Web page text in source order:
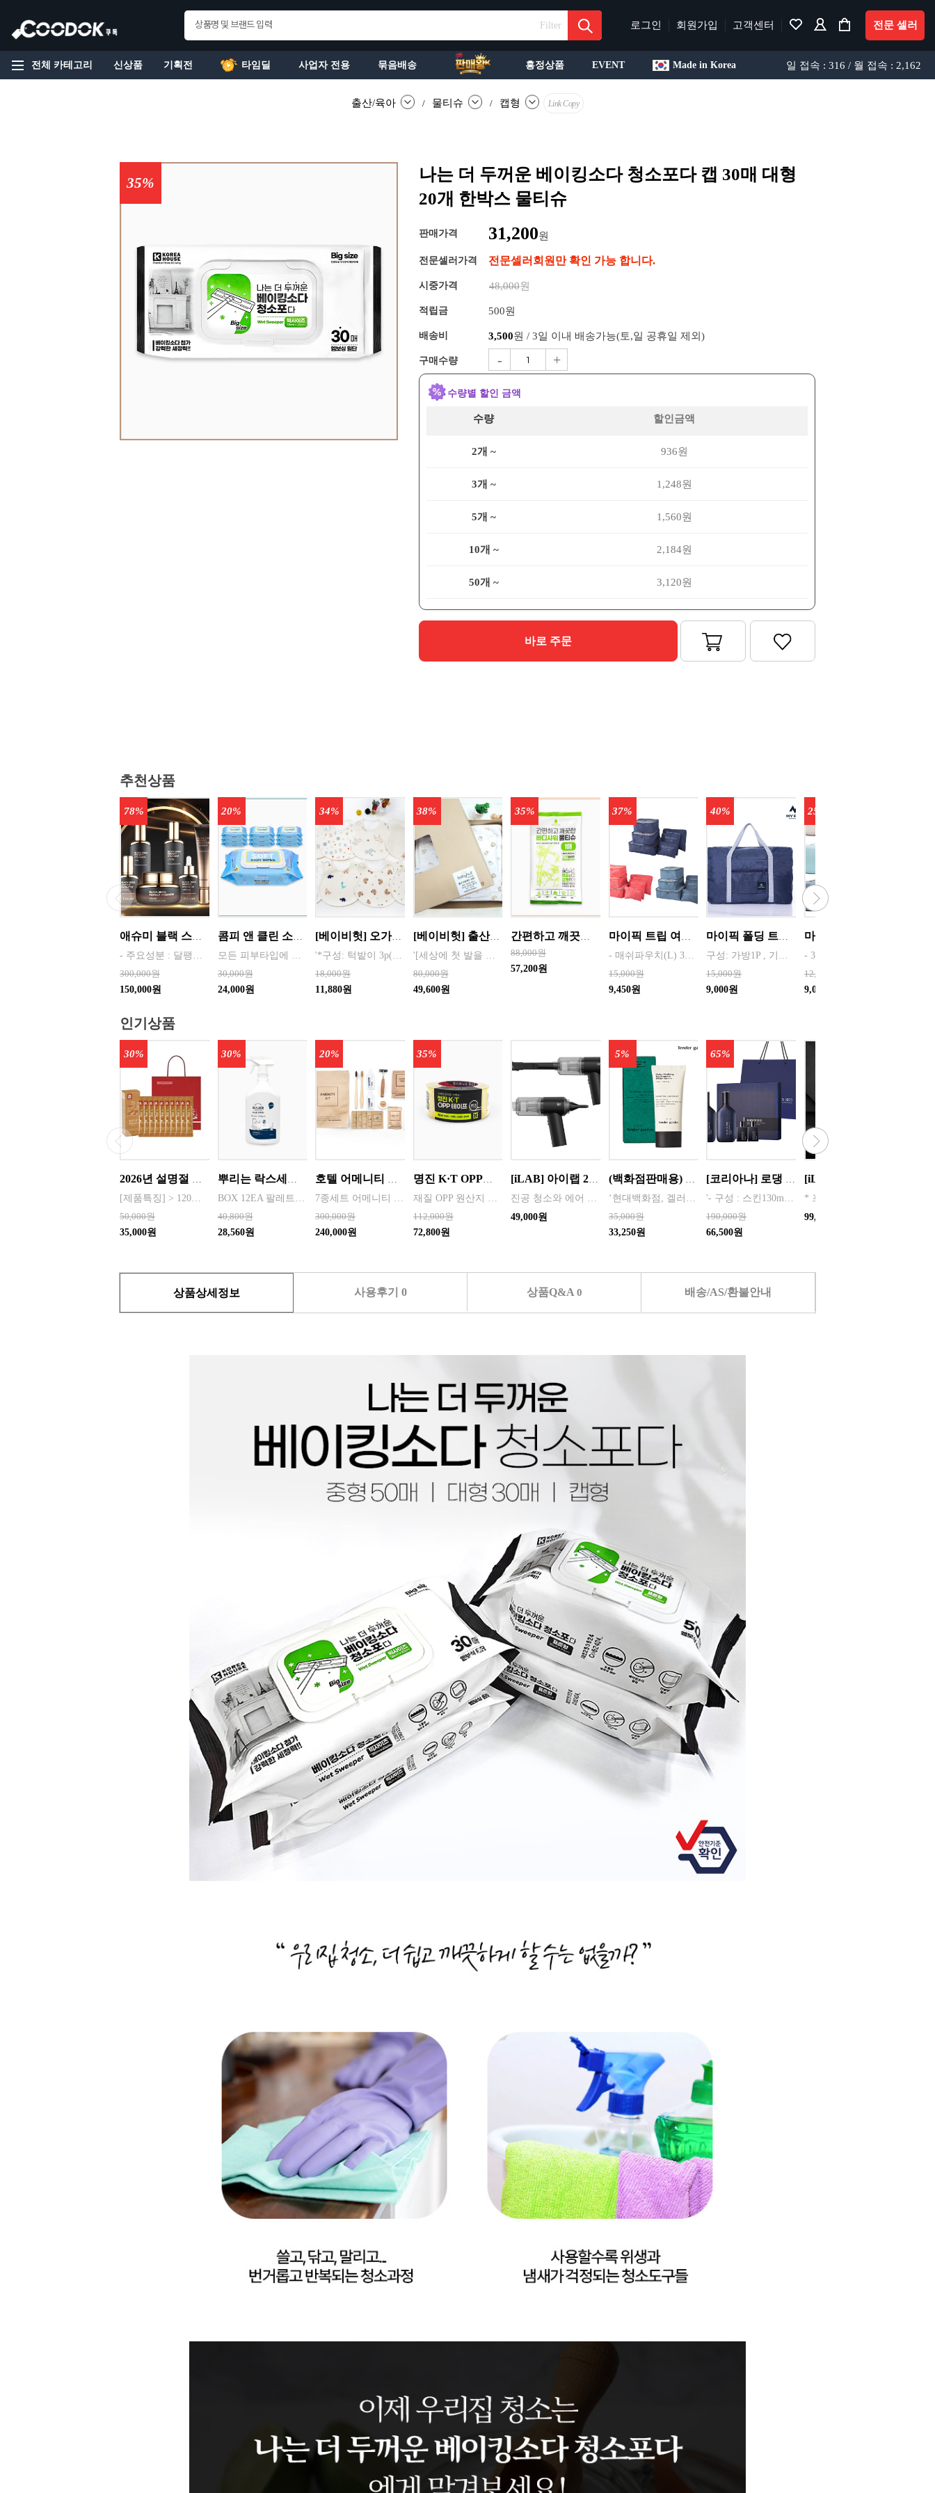
Filter 로그인 회원가입 고객센터 전문 셀러
전체 카테고리 신상품 기획전 타임딜 사업자 전용 묶음배송 흥정상품 EVENT Made in Korea 일 접속 : 316 / 월 접속 : 2,162
출산/육아 / 물티슈 / 캡형 Link Copy
35%
나는 더 두꺼운 베이킹소다 청소포다 캡 30매 대형
20개 한박스 물티슈
판매가격 31,200원
전문셀러가격 전문셀러회원만 확인 가능 합니다.
시중가격 48,000원
적립금 500원
배송비 3,500원 / 3일 이내 배송가능(토,일 공휴일 제외)
구매수량 - +
수량별 할인 금액
수량 할인금액
2개 ~ 936원
3개 ~ 1,248원
5개 ~ 1,560원
10개 ~ 2,184원
50개 ~ 3,120원
바로 주문
추천상품
300,000원
78%
150,000원
콤피 앤 클린 소프트 물티슈 캡형 100매 30개 한박스 단위판매
30,000원
20%
24,000원
[베이비헛] 오가닉 방수턱받이3종(랜덤)발송됩니다 /// (브라운베어,왕관,구름토끼,목마,미니곰,동물나라,래빗,미니공룡,해피,미니곰,북극곰등) 건조기금지
18,000원
34%
11,880원
[베이비헛] 출산선물 8종세트 * 구성: 배냇저고리+속싸개+방수요+모자+손싸개+발싸개+턱받이+손수건, 고급포장박
80,000원
38%
49,600원
88,000원
35%
57,200원
- 매쉬파우치(L) 36*27*10cm, 매쉬파우치(M) 28.5*20*10cm, 매쉬파우치(S) 19.5*10.5*9.5cm - 대형파우치(L) 30.5*19cm, 중형파우치(M) 24*16.5cm, 소형파우치(S) 16*13cm * 기본 opp포장/ 박스 550원 추가(박스작업시 출고일 1~2일 추가), 추가 박스 사이즈 : 5.5*5.5*28.5cm
15,000원
37%
9,450원
15,000원
40%
9,000원
12,000원
25%
9,000원
인기상품
50,000원
30%
35,000원
40,800원
30%
28,560원
300,000원
20%
240,000원
명진 K·T OPP테이프 80M(투명) 48mmx80M 50개 한박스단위 판매
112,000원
35%
72,800원
49,000원
35,000원
5%
33,250원
190,000원
65%
66,500원
99,000원
상품상세정보 사용후기 0 상품Q&A 0 배송/AS/환불안내